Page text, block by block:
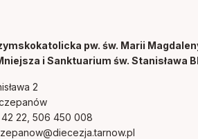
pw. św. Marii
i Sanktuarium św. Stanisława
2
22, 506 450 008